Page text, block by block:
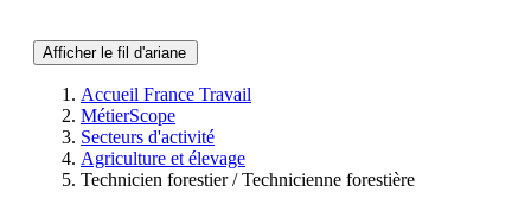
Afficher le fil d'ariane
Accueil France Travail
MétierScope
Secteurs d'activité
Agriculture et élevage
Technicien forestier / Technicienne forestière